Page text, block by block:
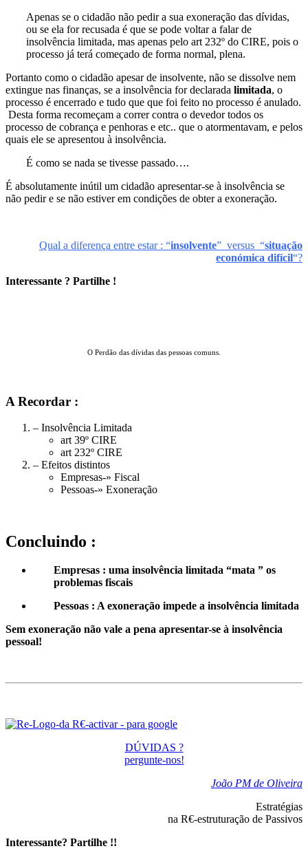
Apenas se o cidadão não pedir a sua exoneração das dívidas,
ou se ela for recusada é que se pode voltar a falar de
insolvência limitada, mas apenas pelo art 232º do CIRE, pois o
processo já terá começado de forma normal, plena.
Portanto como o cidadão apesar de insolvente, não se dissolve nem
extingue nas finanças, se a insolvência for declarada limitada, o
processo é encerrado e tudo que que foi feito no processo é anulado.
Desta forma recomeçam a correr contra o devedor todos os
processo de cobrança e penhoras e etc.. que o atormentavam, e pelos
quais ele se apresentou à insolvência.
É como se nada se tivesse passado….
É absolutamente inútil um cidadão apresentar-se à insolvência se
não pedir e se não estiver em condições de obter a exoneração.
Qual a diferença entre estar : “insolvente” versus “situação
económica difícil“?
Interessante ? Partilhe !
O Perdão das dívidas das pessoas comuns.
A Recordar :
– Insolvência Limitada
art 39º CIRE
art 232º CIRE
– Efeitos distintos
Empresas-» Fiscal
Pessoas-» Exoneração
Concluindo :
Empresas : uma insolvência limitada “mata ” os
problemas fiscais
Pessoas : A exoneração impede a insolvência limitada
Sem exoneração não vale a pena apresentar-se à insolvência
pessoal!
DÚVIDAS ?
pergunte-nos!
João PM de Oliveira
Estratégias
na R€-estruturação de Passivos
Interessante? Partilhe !!